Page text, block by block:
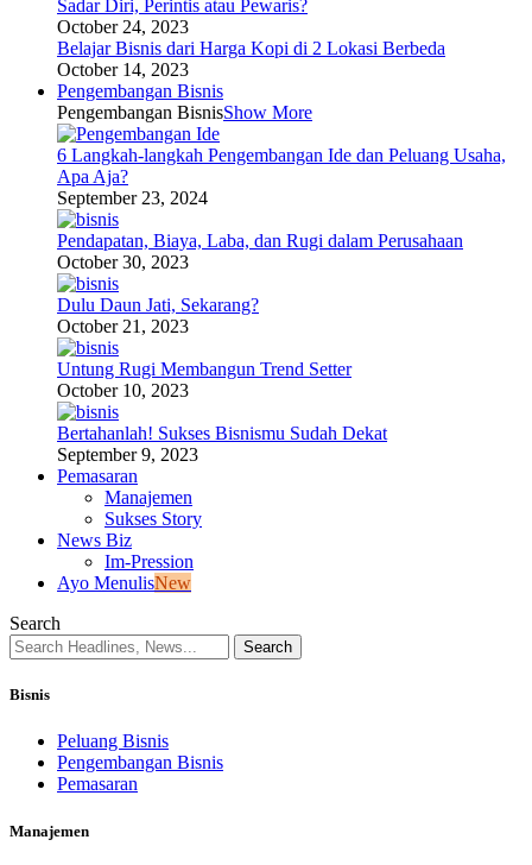
Sadar Diri, Perintis atau Pewaris?
October 24, 2023
Belajar Bisnis dari Harga Kopi di 2 Lokasi Berbeda
October 14, 2023
Pengembangan Bisnis
Pengembangan BisnisShow More
6 Langkah-langkah Pengembangan Ide dan Peluang Usaha,
Apa Aja?
September 23, 2024
Pendapatan, Biaya, Laba, dan Rugi dalam Perusahaan
October 30, 2023
Dulu Daun Jati, Sekarang?
October 21, 2023
Untung Rugi Membangun Trend Setter
October 10, 2023
Bertahanlah! Sukses Bisnismu Sudah Dekat
September 9, 2023
Pemasaran
Manajemen
Sukses Story
News Biz
Im-Pression
Ayo MenulisNew
Search
Bisnis
Peluang Bisnis
Pengembangan Bisnis
Pemasaran
Manajemen